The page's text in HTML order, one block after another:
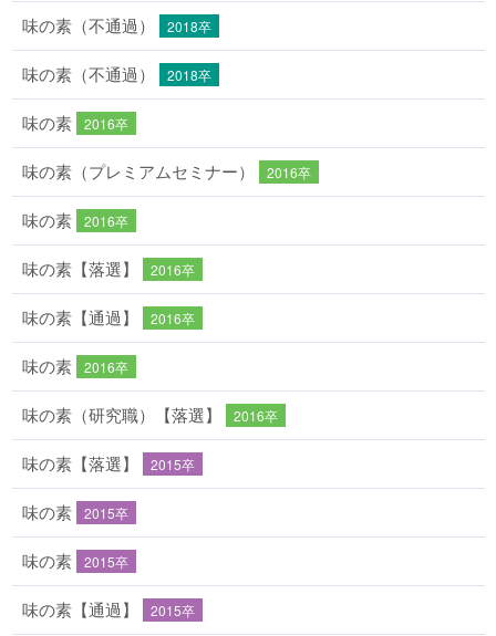
味の素（不通過） 2018卒
味の素（不通過） 2018卒
味の素 2016卒
味の素（プレミアムセミナー） 2016卒
味の素 2016卒
味の素【落選】 2016卒
味の素【通過】 2016卒
味の素 2016卒
味の素（研究職）【落選】 2016卒
味の素【落選】 2015卒
味の素 2015卒
味の素 2015卒
味の素【通過】 2015卒